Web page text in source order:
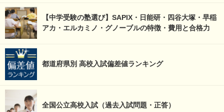
【中学受験の塾選び】SAPIX・日能研・四谷大塚・早稲
アカ・エルカミノ・グノーブルの特徴・費用と合格力
都道府県別 高校入試偏差値ランキング
全国公立高校入試（過去入試問題・正答）